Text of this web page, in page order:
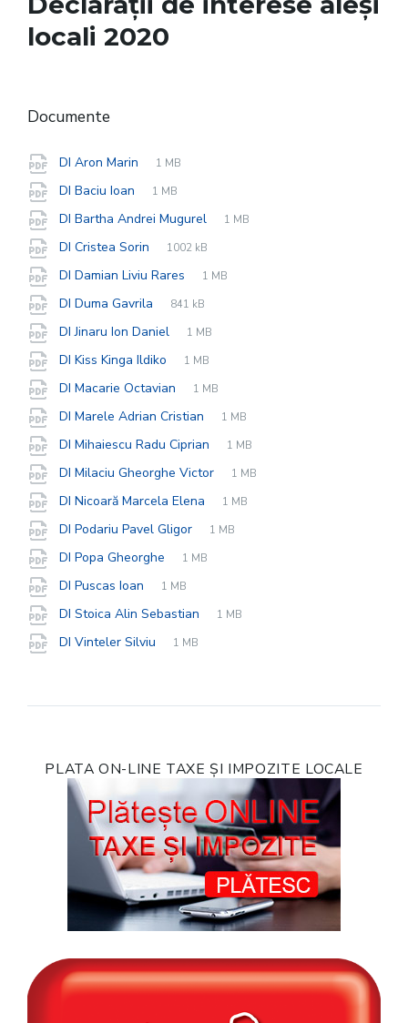
locali 2020
Documente
DI Aron Marin
File
pdf
File
1 MB
DI Baciu Ioan
File
pdf
File
1 MB
DI Bartha Andrei Mugurel
File
pdf
File
1 MB
DI Cristea Sorin
File
pdf
File
1002 kB
DI Damian Liviu Rares
File
pdf
File
1 MB
DI Duma Gavrila
File
pdf
File
841 kB
DI Jinaru Ion Daniel
File
pdf
File
1 MB
DI Kiss Kinga Ildiko
File
pdf
File
1 MB
DI Macarie Octavian
File
pdf
File
1 MB
DI Marele Adrian Cristian
File
pdf
File
1 MB
DI Mihaiescu Radu Ciprian
File
pdf
File
1 MB
DI Milaciu Gheorghe Victor
File
pdf
File
1 MB
DI Nicoară Marcela Elena
File
pdf
File
1 MB
DI Podariu Pavel Gligor
File
pdf
File
1 MB
DI Popa Gheorghe
File
pdf
File
1 MB
DI Puscas Ioan
File
pdf
File
1 MB
DI Stoica Alin Sebastian
File
pdf
File
1 MB
DI Vinteler Silviu
File
pdf
File
1 MB
PLATA ON-LINE TAXE ȘI IMPOZITE LOCALE